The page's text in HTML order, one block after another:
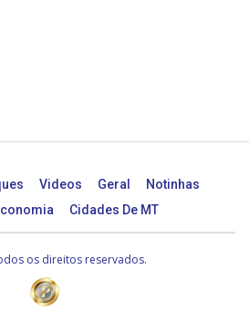
Videos Geral
Notinhas
Cidades De MT
os direitos reservados.